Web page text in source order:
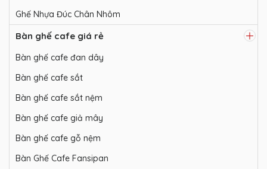
Ghế Nhựa Đúc Chân Nhôm
Bàn ghế cafe giá rẻ
Bàn ghế cafe đan dây
Bàn ghế cafe sắt
Bàn ghế cafe sắt nệm
Bàn ghế cafe giả mây
Bàn ghế cafe gỗ nệm
Bàn Ghế Cafe Fansipan